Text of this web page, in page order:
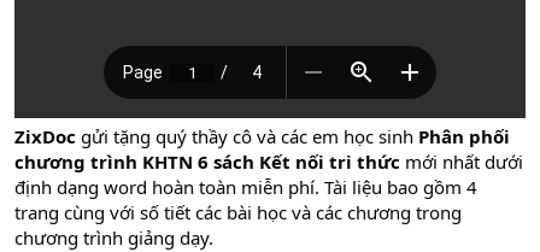
ZixDoc gửi tặng quý thầy cô và các em học sinh Phân phối
chương trình KHTN 6 sách Kết nối tri thức mới nhất dưới
định dạng word hoàn toàn miễn phí. Tài liệu bao gồm 4
trang cùng với số tiết các bài học và các chương trong
chương trình giảng dạy.